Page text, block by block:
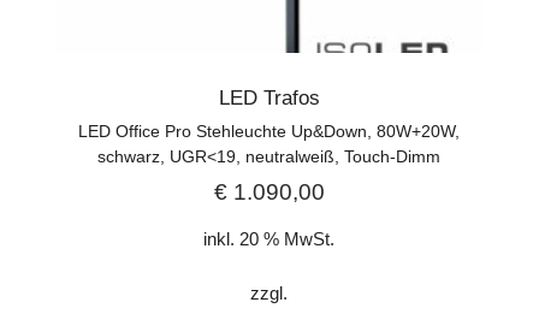
LED Trafos
LED Office Pro Stehleuchte Up&Down, 80W+20W,
schwarz, UGR<19, neutralweiß, Touch-Dimm
€1.090,00
inkl. 20 % MwSt.
zzgl.